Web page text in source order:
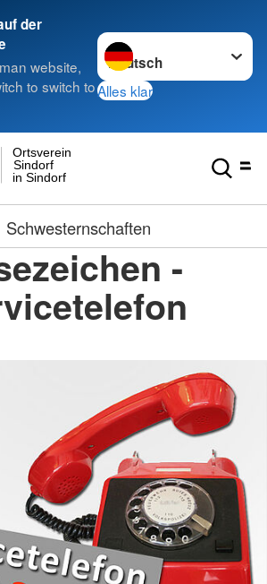
der
website,
to switch to
Sprache wechseln zu
Alles klar
in Sindorf
Sindorf
Ortsverein
Schwesternschaften
-